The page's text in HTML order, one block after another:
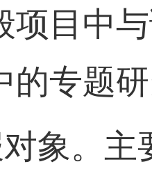
项目中
的专题
象。主